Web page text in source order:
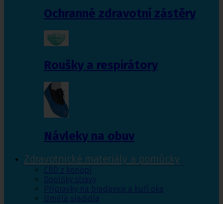
Ochranné zdravotní zástěry
Roušky a respirátory
Návleky na obuv
Zdravotnické materiály a pomůcky
CBD z konopí
Doplňky stravy
Přípravky na bradavice a kuří oka
Umělá sladidla